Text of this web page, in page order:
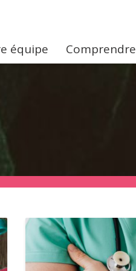
équipe Comprendre